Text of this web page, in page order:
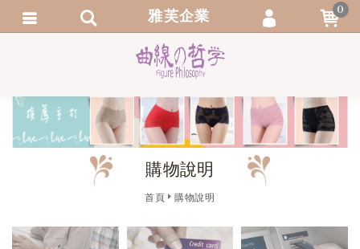
購物說明
首頁 購物說明
雅芙企業 0
會員登入
會員註冊
忘記密碼
訂單查詢
追蹤清單
繁體中文